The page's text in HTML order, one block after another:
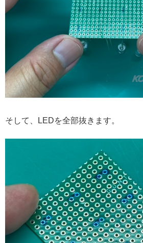
そして、LEDを全部抜きます。